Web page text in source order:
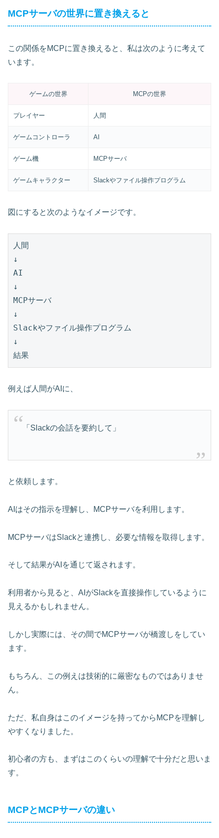
MCPサーバの世界に置き換えると
この関係をMCPに置き換えると、私は次のように考えて
います。
ゲームの世界 MCPの世界
プレイヤー 人間
ゲームコントローラ AI
ゲーム機 MCPサーバ
ゲームキャラクター Slackやファイル操作プログラム
図にすると次のようなイメージです。
人間
↓
AI
↓
MCPサーバ
↓
Slackやファイル操作プログラム
↓
例えば人間がAIに、
「Slackの会話を要約して」
と依頼します。
AIはその指示を理解し、MCPサーバを利用します。
MCPサーバはSlackと連携し、必要な情報を取得します。
そして結果がAIを通じて返されます。
利用者から見ると、AIがSlackを直接操作しているように
見えるかもしれません。
しかし実際には、その間でMCPサーバが橋渡しをしてい
ます。
もちろん、この例えは技術的に厳密なものではありませ
ん。
ただ、私自身はこのイメージを持ってからMCPを理解し
やすくなりました。
初心者の方も、まずはこのくらいの理解で十分だと思いま
す。
MCPとMCPサーバの違い